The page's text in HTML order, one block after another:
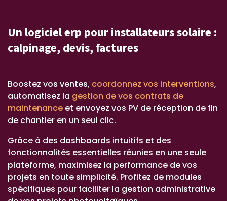
Un logiciel erp pour installateurs solaire :
calpinage, devis, factures
Boostez vos ventes, coordonnez vos interventions,
automatisez la gestion de vos contrats de
maintenance et envoyez vos PV de réception de fin
de chantier en un seul clic.
Grâce à des dashboards intuitifs et des
fonctionnalités essentielles réunies en une seule
plateforme, maximisez la performance de vos
projets en toute simplicité. Profitez de modules
spécifiques pour faciliter la gestion administrative